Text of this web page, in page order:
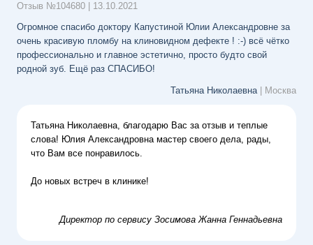
Отзыв №104680
13.10.2021
Огромное спасибо доктору Капустиной Юлии Александровне за
очень красивую пломбу на клиновидном дефекте ! :-) всё чётко
профессионально и главное эстетично, просто будто свой
родной зуб. Ещё раз СПАСИБО!
Татьяна Николаевна | Москва
Татьяна Николаевна, благодарю Вас за отзыв и теплые
слова! Юлия Александровна мастер своего дела, рады,
что Вам все понравилось.
До новых встреч в клинике!
Директор по сервису Зосимова Жанна Геннадьевна